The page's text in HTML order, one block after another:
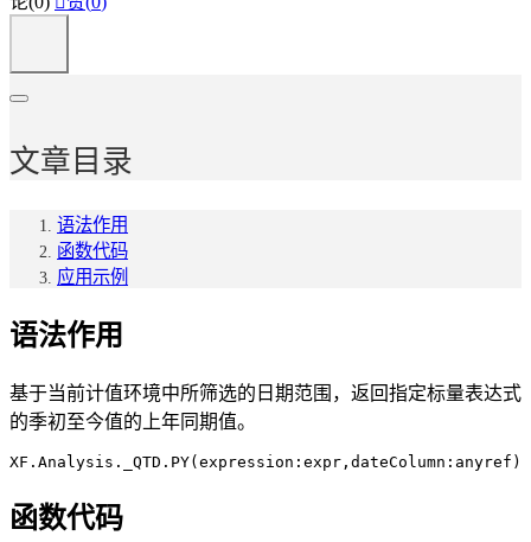
文章目录
语法作用
函数代码
应用示例
语法作用
基于当前计值环境中所筛选的日期范围，返回指定标量表达式
的季初至今值的上年同期值。
XF.Analysis._QTD.PY(expression:expr,dateColumn:anyref)
函数代码